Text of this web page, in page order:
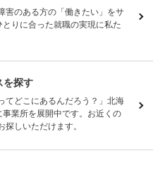
害のある方の「働きたい」をサ
りに合った就職の実現に私た
を探す
てどこにあるんだろう？」北海
業所を展開中です。お近くの
探しいただけます。